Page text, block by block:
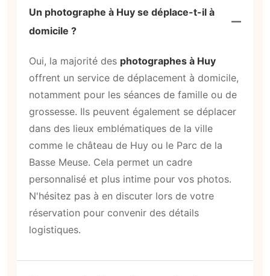
Un photographe à Huy se déplace-t-il à
domicile ?
Oui, la majorité des photographes à Huy
offrent un service de déplacement à domicile,
notamment pour les séances de famille ou de
grossesse. Ils peuvent également se déplacer
dans des lieux emblématiques de la ville
comme le château de Huy ou le Parc de la
Basse Meuse. Cela permet un cadre
personnalisé et plus intime pour vos photos.
N'hésitez pas à en discuter lors de votre
réservation pour convenir des détails
logistiques.